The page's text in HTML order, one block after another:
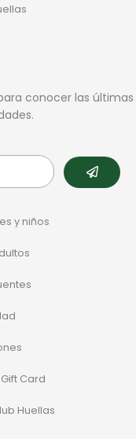
conocer las últimas
y niños
Card
Huellas